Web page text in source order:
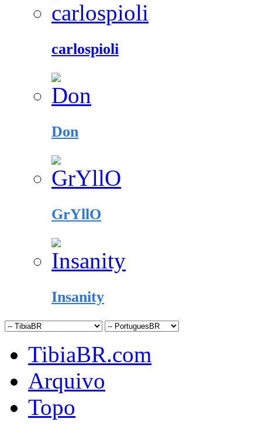
carlospioli
Don
GrYllO
Insanity
TibiaBR.com
Arquivo
Topo